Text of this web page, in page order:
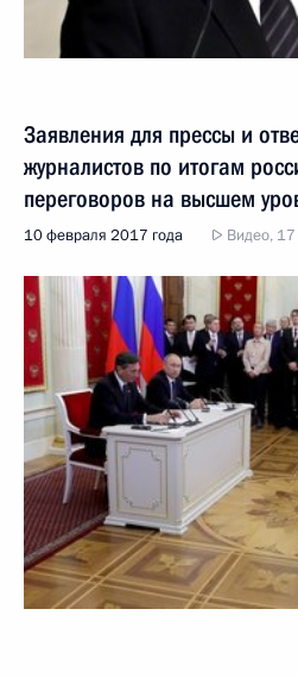
Заявления для прессы и
журналистов по итогам
переговоров на высшем
10 февраля 2017 года Видео,